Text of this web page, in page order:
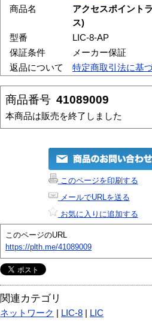
商品名
アクセスポイント
ス)
型番
LIC-8-AP
保証条件
メーカー保証
返品について
特定商取引法に基
商品番号 41089009
本商品は販売を終了しました
このページを印刷する
メールでURLを送る
お気に入りに追加する
このページのURL
https://plth.me/41089009
関連カテゴリ
ネットワーク LIC-8 LIC